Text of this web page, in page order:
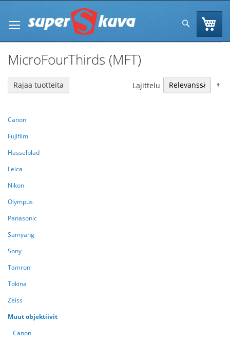
Content
Hae
MicroFourThirds (MFT)
Lajittelu
Canon
Fujifilm
Hasselblad
Leica
Nikon
Olympus
Panasonic
Samyang
Sony
Tamron
Tokina
Zeiss
Muut objektiivit
Canon
Rajaa tuotteita